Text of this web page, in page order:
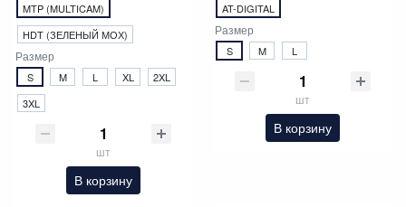
MTP (MULTICAM)
HDT (ЗЕЛЕНЫЙ МОХ)
Размер
S M L XL
2XL
3XL
шт
В корзину
AT-DIGITAL
Размер
S M L
шт
В корзину